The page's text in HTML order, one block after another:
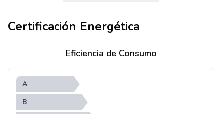
Certificación Energética
Eficiencia de Consumo
A
B